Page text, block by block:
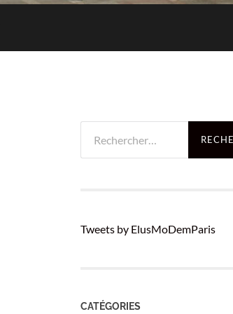
Tweets by ElusMoDemParis
CATÉGORIES